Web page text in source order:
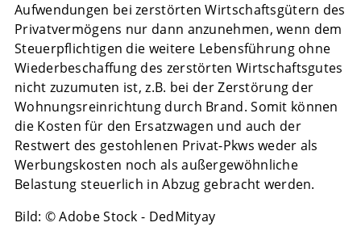
Aufwendungen bei zerstörten Wirtschaftsgütern des
Privatvermögens nur dann anzunehmen, wenn dem
Steuerpflichtigen die weitere Lebensführung ohne
Wiederbeschaffung des zerstörten Wirtschaftsgutes
nicht zuzumuten ist, z.B. bei der Zerstörung der
Wohnungsreinrichtung durch Brand. Somit können
die Kosten für den Ersatzwagen und auch der
Restwert des gestohlenen Privat-Pkws weder als
Werbungskosten noch als außergewöhnliche
Belastung steuerlich in Abzug gebracht werden.
Bild: © Adobe Stock - DedMityay